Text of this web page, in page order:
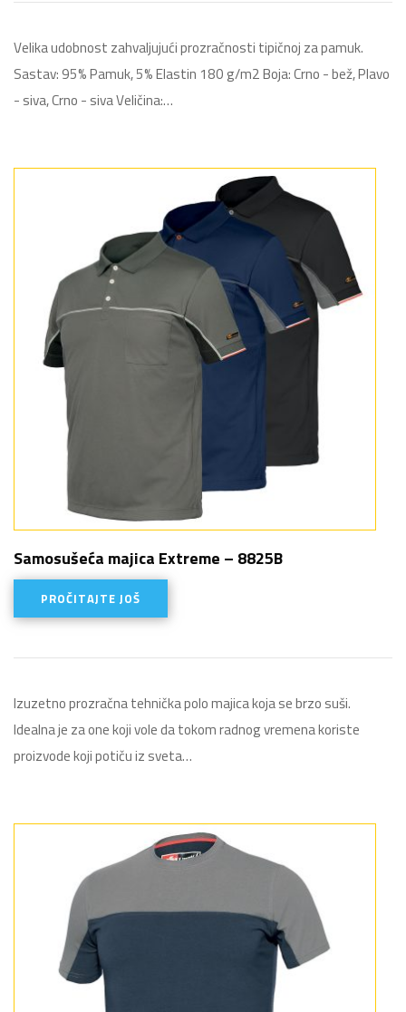
Velika udobnost zahvaljujući prozračnosti tipičnoj za pamuk.
Sastav: 95% Pamuk, 5% Elastin 180 g/m2 Boja: Crno - bež, Plavo
- siva, Crno - siva Veličina:…
Samosušeća majica Extreme – 8825B
PROČITAJTE JOŠ
Izuzetno prozračna tehnička polo majica koja se brzo suši.
Idealna je za one koji vole da tokom radnog vremena koriste
proizvode koji potiču iz sveta…